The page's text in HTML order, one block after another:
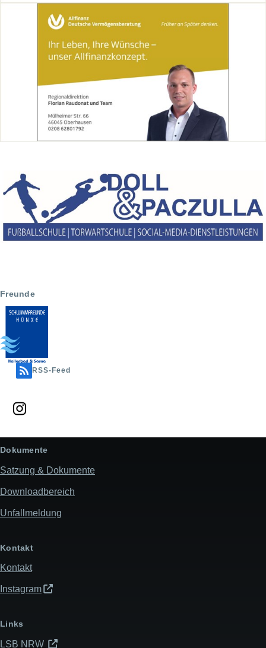
Freunde
RSS-Feed
Dokumente
Satzung & Dokumente
Downloadbereich
Unfallmeldung
Kontakt
Kontakt
Instagram
Links
LSB NRW